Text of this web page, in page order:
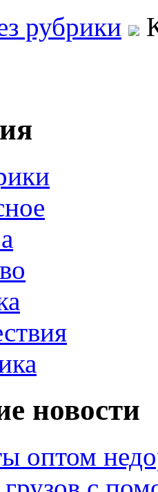
рубрики
новости
оптом